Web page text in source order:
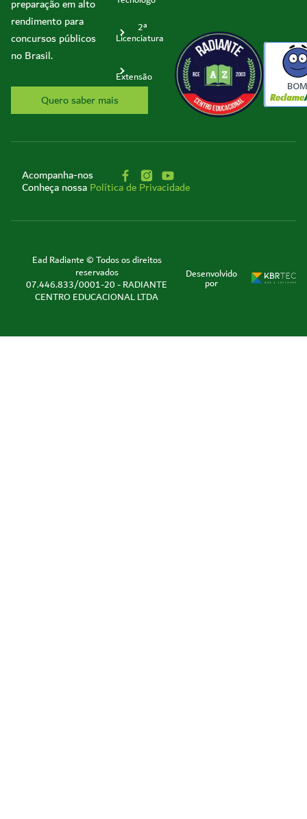
preparação em alto
rendimento para
concursos públicos
no Brasil.
Quero saber mais
2ª
Licenciatura
Extensão
Acompanha-nos
Conheça nossaPolítica de Privacidade
Ead Radiante © Todos os direitos
reservados
07.446.833/0001-20 - RADIANTE
CENTRO EDUCACIONAL LTDA
Desenvolvido
por